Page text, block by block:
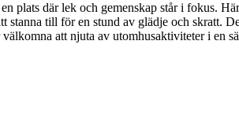
plats där lek och gemenskap står i fokus.
till för en stund av glädje och skratt.
att njuta av utomhusaktiviteter i en